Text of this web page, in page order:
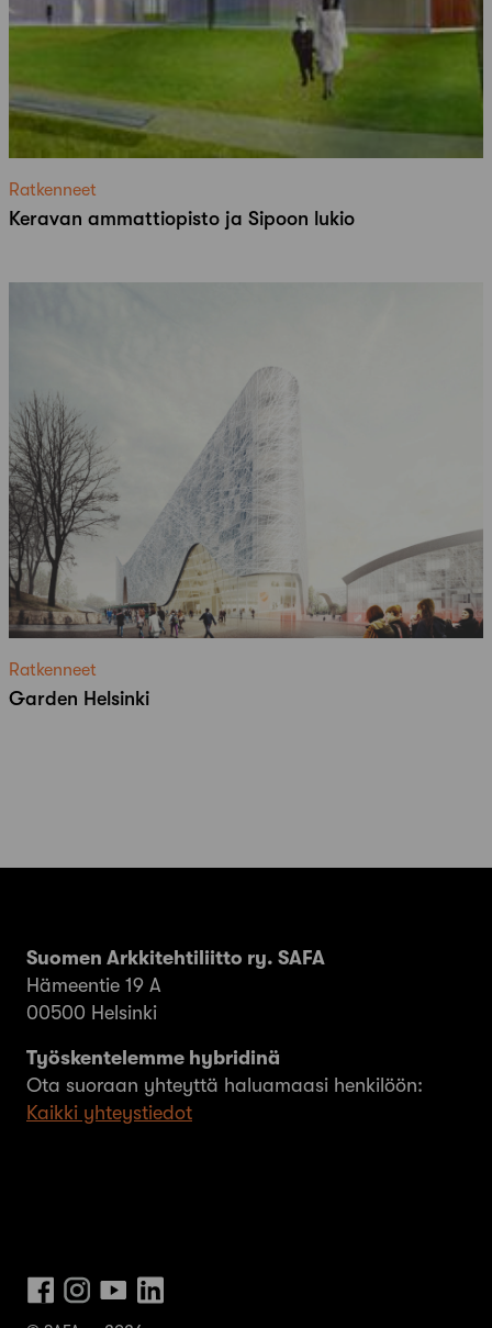
Ratkenneet
Keravan ammattiopisto ja Sipoon lukio
Ratkenneet
Garden Helsinki
Suomen Arkkitehtiliitto ry. SAFA
Hämeentie 19 A
00500 Helsinki
Työskentelemme hybridinä
Ota suoraan yhteyttä haluamaasi henkilöön:
Kaikki yhteystiedot